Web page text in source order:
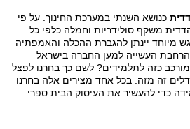
כנושא השנתי במערכת החינוך. על פי
משקף סולידריות וחמלה כלפי כל
יינתן להגברת ההכלה והאמפתיה
העשייה למען החברה בישראל
כזה לתלמידים? לשם כך בחרנו לפצל
זה מזה. בכל אחד מצירים אלה בחרנו
כדי להעשיר את העיסוק הבית ספרי